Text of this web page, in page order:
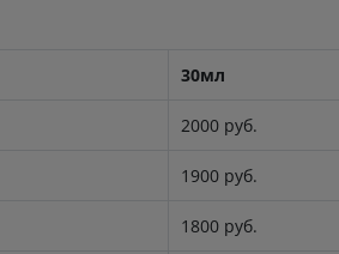
30мл
2000 руб.
1900 руб.
1800 руб.